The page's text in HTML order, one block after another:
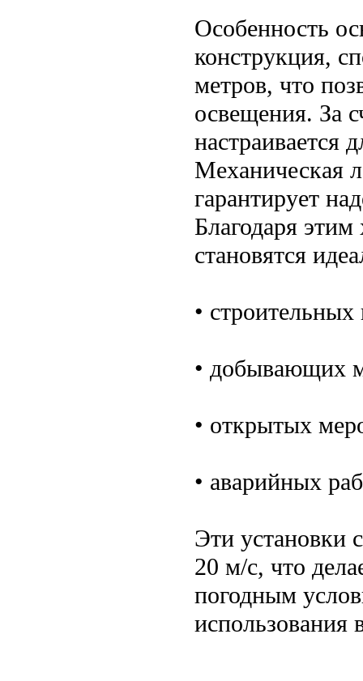
Особенность
конструкция,
метров, что
освещения. За
настраивается
Механическая
гарантирует
Благодаря
становятся
•
• добывающих
• открытых
• аварийных
Эти установки
20 м/с, что
погодным
использования